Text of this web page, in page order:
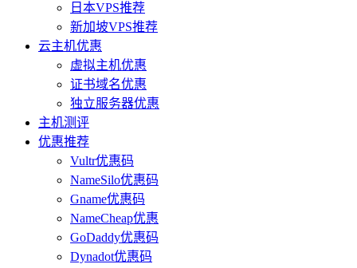
日本VPS推荐
新加坡VPS推荐
云主机优惠
虚拟主机优惠
证书域名优惠
独立服务器优惠
主机测评
优惠推荐
Vultr优惠码
NameSilo优惠码
Gname优惠码
NameCheap优惠
GoDaddy优惠码
Dynadot优惠码